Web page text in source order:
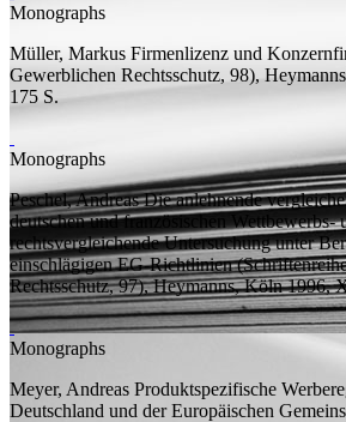
Monographs
Müller, Markus Firmenlizenz und
Gewerblichen Rechtsschutz, 98),
175 S.
Monographs
Peschel, Andreas Die anlehnende
deutschen und französischen Wettbewerbs-
rechtsvergleichende Untersuchung unter
einschlägigen EG-Richtlinien
Rechtsschutz, 97), Heymanns, Köln
Monographs
Meyer, Andreas Produktspezifische
Deutschland und der Europäischen